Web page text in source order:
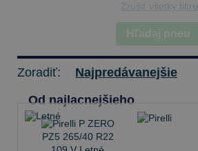
Zrušiť všetky filtre
Hľadaj pneu
Zoradiť:
Najpredávanejšie
Od najlacnejšieho